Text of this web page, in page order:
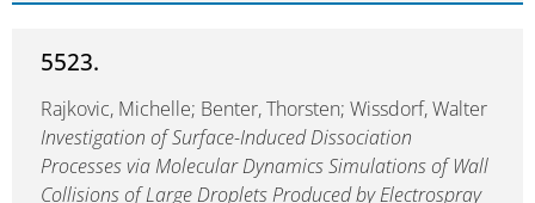
5523.
Rajkovic, Michelle; Benter, Thorsten; Wissdorf, Walter
Investigation of Surface-Induced Dissociation
Processes via Molecular Dynamics Simulations of Wall
Collisions of Large Droplets Produced by Electrospray